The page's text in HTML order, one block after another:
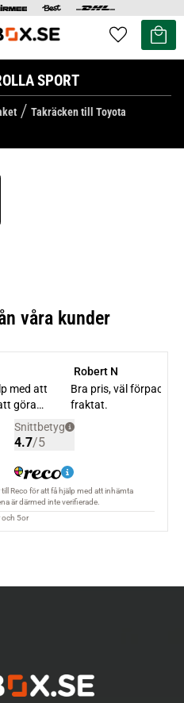
Favoriter
Kundvagn
SPORT
Takräcken till Toyota